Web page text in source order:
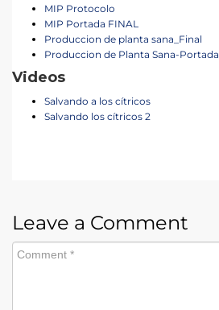
MIP Protocolo
MIP Portada FINAL
Produccion de planta sana_Final
Produccion de Planta Sana-Portada
Videos
Salvando a los cítricos
Salvando los cítricos 2
Leave a Comment